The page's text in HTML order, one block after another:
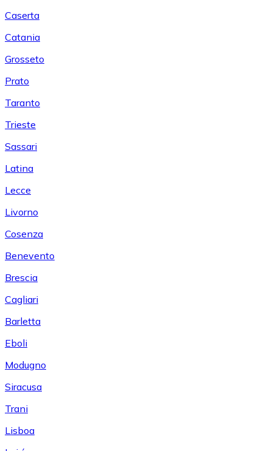
Caserta
Catania
Grosseto
Prato
Taranto
Trieste
Sassari
Latina
Lecce
Livorno
Cosenza
Benevento
Brescia
Cagliari
Barletta
Eboli
Modugno
Siracusa
Trani
Lisboa